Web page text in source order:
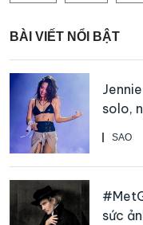
BÀI VIẾT NỔI BẬT
SAO
solo,
sức